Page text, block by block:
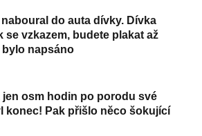
naboural do auta dívky. Dívka
se vzkazem, budete plakat až
bylo napsáno
jen osm hodin po porodu své
konec! Pak přišlo něco šokující